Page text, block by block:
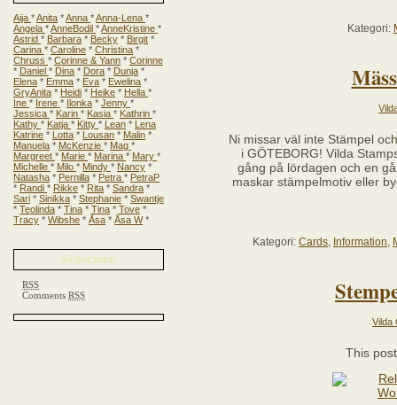
Aija *Anita *Anna *Anna-Lena *
Angela *AnneBodil *AnneKristine *
Astrid * Barbara * Becky * Birgit *
Carina * Caroline * Christina *
Chruss * Corinne & Yann * Corinne
* Daniel * Dina * Dora * Dunja *
Elena * Emma * Eva * Ewelina *
GryAnita * Heidi * Heike * Hella *
Ine * Irene * Ilonka * Jenny *
Jessica * Karin * Kasia * Kathrin *
Kathy * Katja * Kitty * Lean * Lena
Katrine * Lotta * Lousan * Malin *
Manuela * McKenzie * Mag *
Margreet * Marie * Marina * Mary *
Michelle * Milo * Mindy * Nancy *
Natasha * Pernilla * Petra * PetraP
* Randi * Rikke * Rita * Sandra *
Sari * Sinikka * Stephanie * Swantje
* Teolinda * Tina * Tina * Tove *
Tracy * Wibshe * Åsa * Åsa W*
Subscribe
RSS
Comments RSS
Kategori:
Ni missar väl inte Stämpel
i GÖTEBORG! Vilda
gång på lördagen och en
maskar stämpelmotiv eller
Kategori: Cards, Information,
Vilda
This